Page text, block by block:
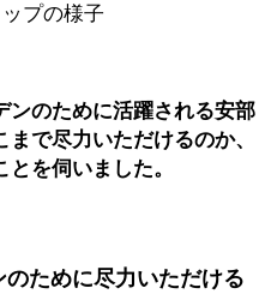
プの様子
のために活躍される安部
で尽力いただけるのか、
を伺いました。
ために尽力いただける